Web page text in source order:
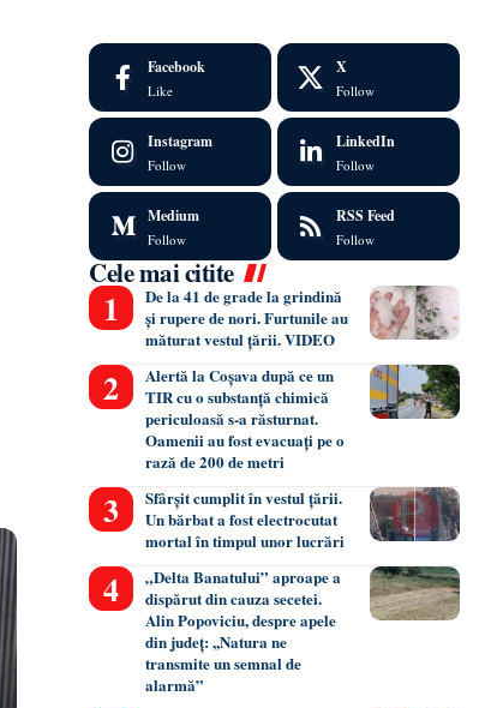
Facebook
Like
X
Follow
Instagram
Follow
LinkedIn
Follow
Medium
Follow
RSS Feed
Follow
Cele mai citite
De la 41 de grade la grindină
și rupere de nori. Furtunile au
măturat vestul țării. VIDEO
Alertă la Coșava după ce un
TIR cu o substanță chimică
periculoasă s-a răsturnat.
Oamenii au fost evacuați pe o
rază de 200 de metri
Sfârșit cumplit în vestul țării.
Un bărbat a fost electrocutat
mortal în timpul unor lucrări
„Delta Banatului” aproape a
dispărut din cauza secetei.
Alin Popoviciu, despre apele
din județ: ,,Natura ne
transmite un semnal de
alarmă”